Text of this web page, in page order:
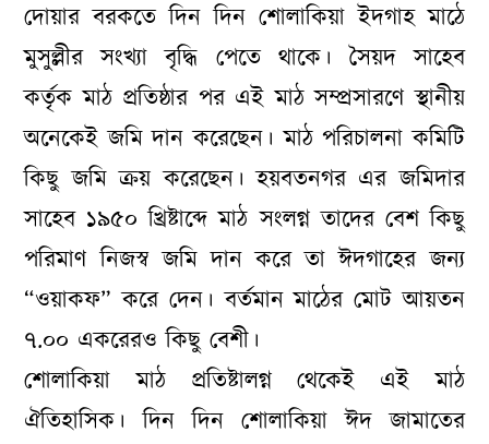
দোয়ার বরকতে দিন দিন শোলাকিয়া ইদগাহ মাঠে
মুসুল্লীর সংখ্যা বৃদ্ধি পেতে থাকে। সৈয়দ সাহেব
কর্তৃক মাঠ প্রতিষ্ঠার পর এই মাঠ সম্প্রসারণে স্থানীয়
অনেকেই জমি দান করেছেন। মাঠ পরিচালনা কমিটি
কিছু জমি ক্রয় করেছেন। হয়বতনগর এর জমিদার
সাহেব ১৯৫০ খ্রিষ্টাব্দে মাঠ সংলগ্ন তাদের বেশ কিছু
পরিমাণ নিজস্ব জমি দান করে তা ঈদগাহের জন্য
“ওয়াকফ” করে দেন। বর্তমান মাঠের মোট আয়তন
৭.০০ একরেরও কিছু বেশী।
শোলাকিয়া মাঠ প্রতিষ্টালগ্ন থেকেই এই মাঠ
ঐতিহাসিক। দিন দিন শোলাকিয়া ঈদ জামাতের